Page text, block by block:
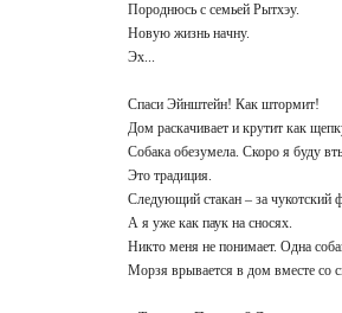
Породнюсь с семьей Рытхэу.
Новую жизнь начну.
Эх...
Спаси Эйнштейн! Как штормит!
Дом раскачивает и крутит как
Собака обезумела. Скоро я буду
Это традиция.
Следующий стакан – за чукотский
А я уже как паук на сносях.
Никто меня не понимает. Одна
Морзя врывается в дом вместе со